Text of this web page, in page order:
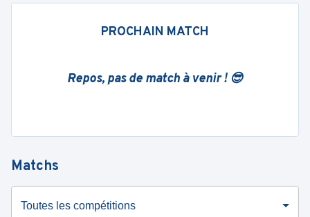
PROCHAIN MATCH
Repos, pas de match à venir ! 😎
Matchs
Toutes les compétitions